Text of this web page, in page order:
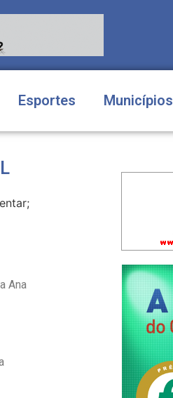
Esportes Municípios
Ana